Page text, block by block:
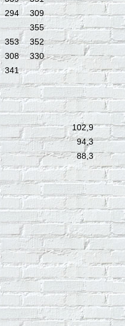
294
309
355
353
352
308
330
341
102,9
94,3
88,3